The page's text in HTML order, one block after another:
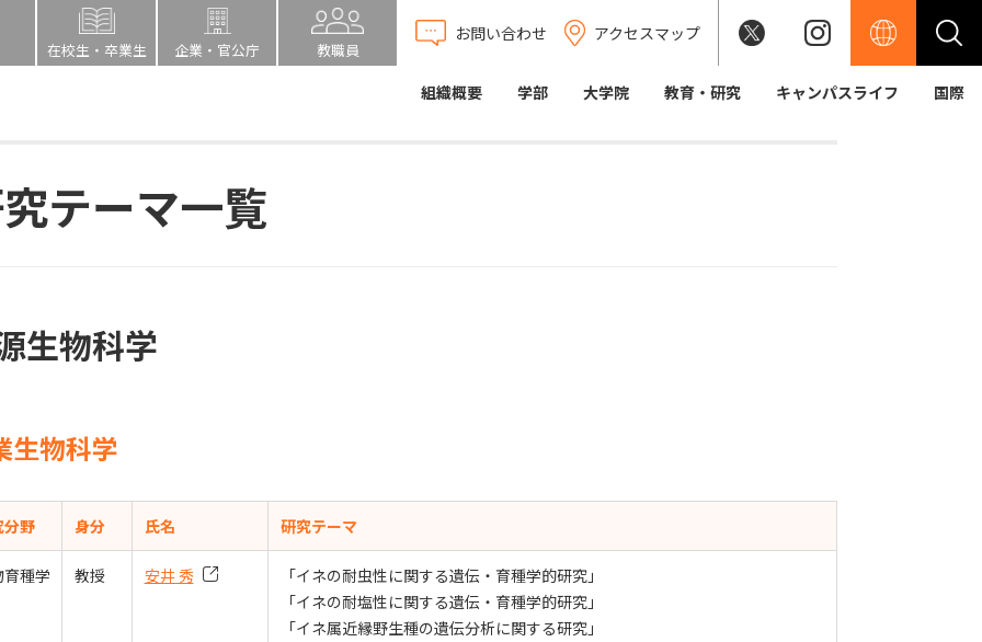
在校生・卒業生 企業・官公庁 教職員
お問い合わせ アクセスマップ
組織概要 学部 大学院 教育・研究 キャンパスライフ 国際
テーマ一覧
生物科学
生物科学
野 身分 氏名 研究テーマ
種学 教授 安井 秀
「イネの耐虫性に関する遺伝・育種学的研究」
「イネの耐塩性に関する遺伝・育種学的研究」
「イネ属近縁野生種の遺伝分析に関する研究」